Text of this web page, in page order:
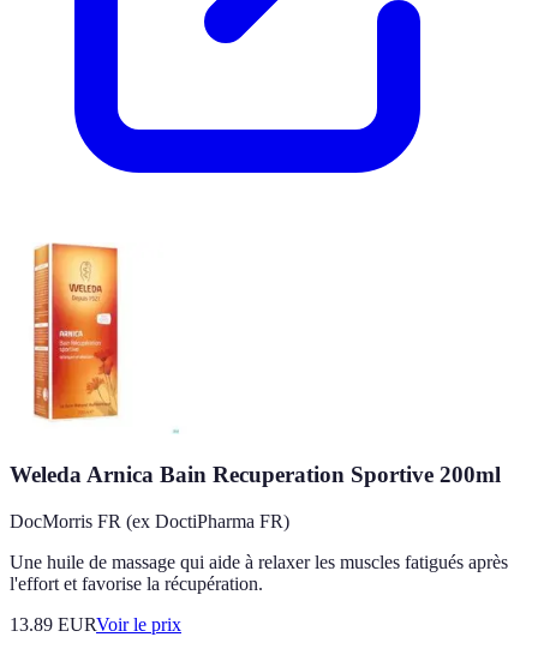
Weleda Arnica Bain Recuperation Sportive 200ml
DocMorris FR (ex DoctiPharma FR)
Une huile de massage qui aide à relaxer les muscles fatigués après
l'effort et favorise la récupération.
13.89 EURVoir le prix